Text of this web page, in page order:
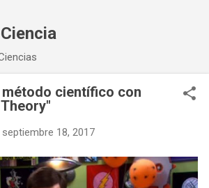
científico con
septiembre 18, 2017